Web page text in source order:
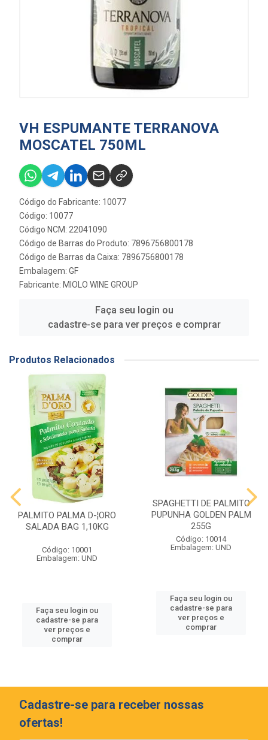
VH ESPUMANTE TERRANOVA
MOSCATEL 750ML
Código do Fabricante: 10077
Código: 10077
Código NCM: 22041090
Código de Barras do Produto: 7896756800178
Código de Barras da Caixa: 7896756800178
Embalagem: GF
Fabricante: MIOLO WINE GROUP
Faça seu login ou
cadastre-se para ver preços e comprar
Produtos Relacionados
PALMITO PALMA D-¦ORO
SALADA BAG 1,10KG
Código: 10001
Embalagem: UND
Faça seu login ou
cadastre-se para
ver preços e
comprar
SPAGHETTI DE PALMITO
PUPUNHA GOLDEN PALM
255G
Código: 10014
Embalagem: UND
Faça seu login ou
cadastre-se para
ver preços e
comprar
Cadastre-se para receber nossas
ofertas!